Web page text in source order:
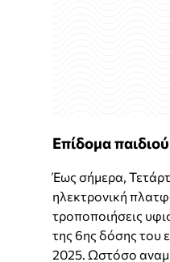
Επίδομα παιδιού
Έως σήμερα,
ηλεκτρονική
τροποποιήσεις
της 6ης δόσης του
2025. Ωστόσο